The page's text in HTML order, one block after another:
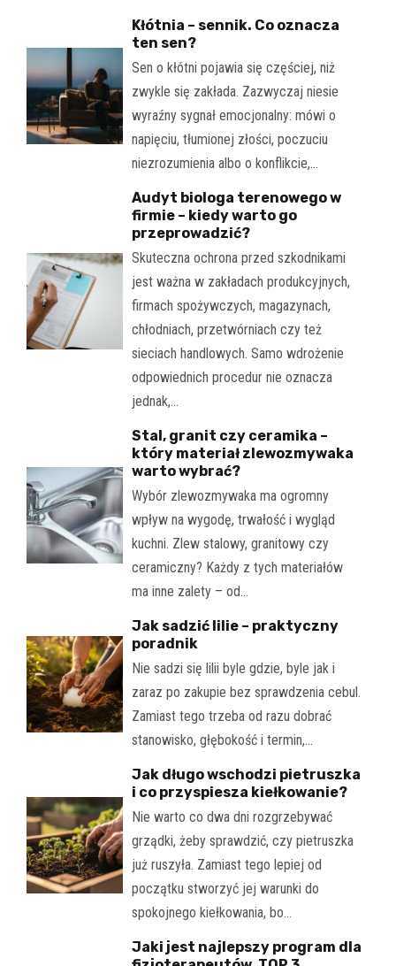
Kłótnia – sennik. Co oznacza
ten sen?
Sen o kłótni pojawia się częściej, niż
zwykle się zakłada. Zazwyczaj niesie
wyraźny sygnał emocjonalny: mówi o
napięciu, tłumionej złości, poczuciu
niezrozumienia albo o konflikcie,…
Audyt biologa terenowego w
firmie – kiedy warto go
przeprowadzić?
Skuteczna ochrona przed szkodnikami
jest ważna w zakładach produkcyjnych,
firmach spożywczych, magazynach,
chłodniach, przetwórniach czy też
sieciach handlowych. Samo wdrożenie
odpowiednich procedur nie oznacza
jednak,…
Stal, granit czy ceramika –
który materiał zlewozmywaka
warto wybrać?
Wybór zlewozmywaka ma ogromny
wpływ na wygodę, trwałość i wygląd
kuchni. Zlew stalowy, granitowy czy
ceramiczny? Każdy z tych materiałów
ma inne zalety – od…
Jak sadzić lilie – praktyczny
poradnik
Nie sadzi się lilii byle gdzie, byle jak i
zaraz po zakupie bez sprawdzenia cebul.
Zamiast tego trzeba od razu dobrać
stanowisko, głębokość i termin,…
Jak długo wschodzi pietruszka
i co przyspiesza kiełkowanie?
Nie warto co dwa dni rozgrzebywać
grządki, żeby sprawdzić, czy pietruszka
już ruszyła. Zamiast tego lepiej od
początku stworzyć jej warunki do
spokojnego kiełkowania, bo…
Jaki jest najlepszy program dla